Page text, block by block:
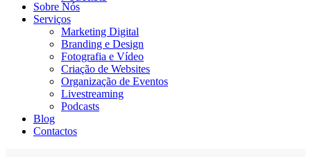
Sobre Nós
Serviços
Marketing Digital
Branding e Design
Fotografia e Vídeo
Criação de Websites
Organização de Eventos
Livestreaming
Podcasts
Blog
Contactos